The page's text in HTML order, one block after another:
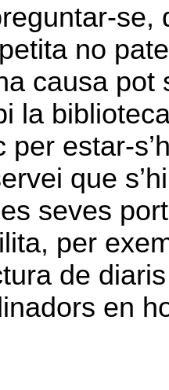
se,
no
causa pot
la
per estar-
que
seves
per
de
en